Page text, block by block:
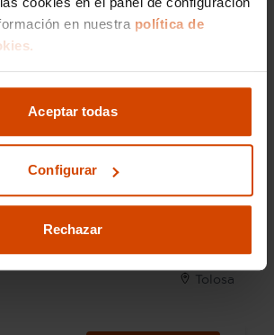
en nuestra política de
Aceptar todas
Configurar
Rechazar
100 SHINE
Tolosa